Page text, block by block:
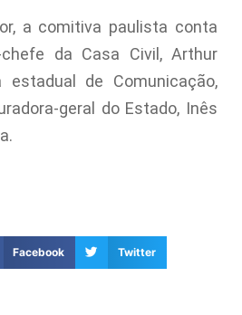
a comitiva paulista conta
da Casa Civil, Arthur
estadual de Comunicação,
geral do Estado, Inês
Facebook Twitter